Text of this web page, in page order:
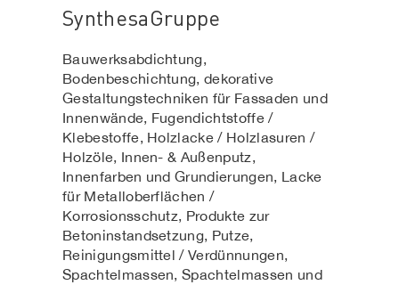
SynthesaGruppe
Bauwerksabdichtung,
Bodenbeschichtung, dekorative
Gestaltungstechniken für Fassaden und
Innenwände, Fugendichtstoffe /
Klebestoffe, Holzlacke / Holzlasuren /
Holzöle, Innen- & Außenputz,
Innenfarben und Grundierungen, Lacke
für Metalloberflächen /
Korrosionsschutz, Produkte zur
Betoninstandsetzung, Putze,
Reinigungsmittel / Verdünnungen,
Spachtelmassen, Spachtelmassen und